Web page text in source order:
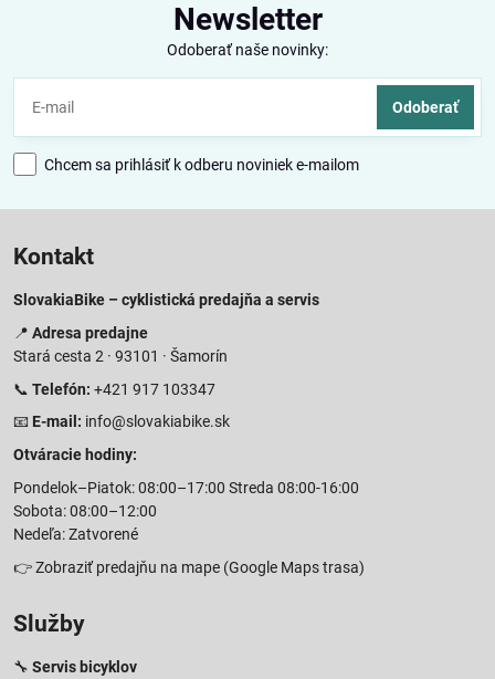
Newsletter
Odoberať naše novinky:
Odoberať
Chcem sa prihlásiť k odberu noviniek e-mailom
Kontakt
SlovakiaBike – cyklistická predajňa a servis
📍 Adresa predajne
Stará cesta 2 · 93101 · Šamorín
📞 Telefón: +421 917 103347
📧 E-mail: info@slovakiabike.sk
Otváracie hodiny:
Pondelok–Piatok: 08:00–17:00 Streda 08:00-16:00
Sobota: 08:00–12:00
Nedeľa: Zatvorené
👉Zobraziť predajňu na mape (Google Maps trasa)
Služby
🔧 Servis bicyklov